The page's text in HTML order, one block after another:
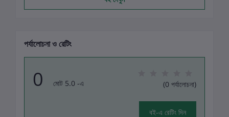
পর্যালোচনা ও রেটিং
0 মোট 5.0 -এ (0 পর্যালোচনা)
বই-এ রেটিং দিন